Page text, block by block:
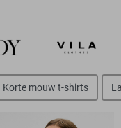
Korte mouw t-shirts